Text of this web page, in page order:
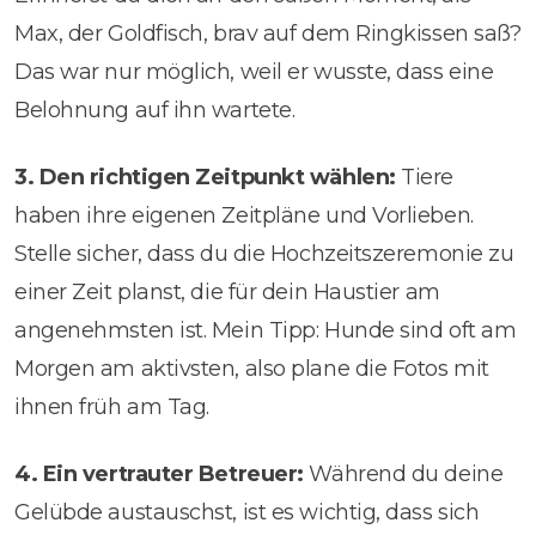
Max, der Goldfisch, brav auf dem Ringkissen saß?
Das war nur möglich, weil er wusste, dass eine
Belohnung auf ihn wartete.
3. Den richtigen Zeitpunkt wählen: Tiere
haben ihre eigenen Zeitpläne und Vorlieben.
Stelle sicher, dass du die Hochzeitszeremonie zu
einer Zeit planst, die für dein Haustier am
angenehmsten ist. Mein Tipp: Hunde sind oft am
Morgen am aktivsten, also plane die Fotos mit
ihnen früh am Tag.
4. Ein vertrauter Betreuer: Während du deine
Gelübde austauschst, ist es wichtig, dass sich